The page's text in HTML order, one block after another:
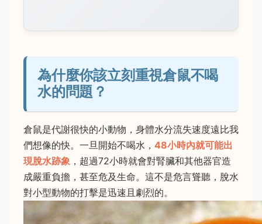
為什麼你該立刻重視倉鼠不喝
水的問題？
倉鼠是代謝很快的小動物，身體水分流失速度遠比我
們想像的快。一旦開始不喝水， 48小時內就可能出
現脫水跡象 ，超過72小時就會對腎臟和其他器官造
成嚴重負擔，甚至危及生命。這不是危言聳聽，脫水
對小型動物的打擊是迅速且劇烈的。